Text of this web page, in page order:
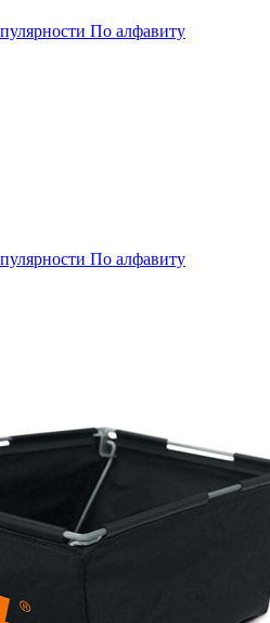
По алфавиту
По алфавиту